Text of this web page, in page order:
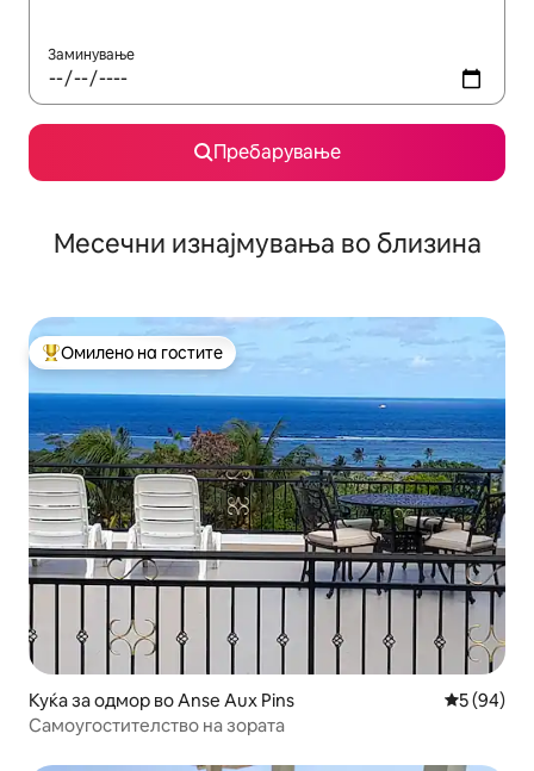
Заминување
Пребарување
Месечни изнајмувања во близина
Меѓу најуспешните „Омилени на гостите“
Омилено на гостите
Куќа за одмор во Anse Aux Pins Просечна
5 (94)
Самоугостителство на зората